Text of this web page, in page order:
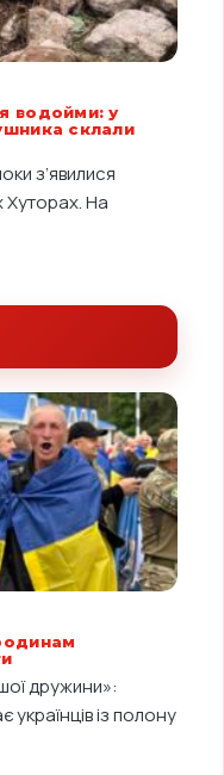
водойми: у
склали
з’явилися
Хуторах. На
дружини»:
українців із полону